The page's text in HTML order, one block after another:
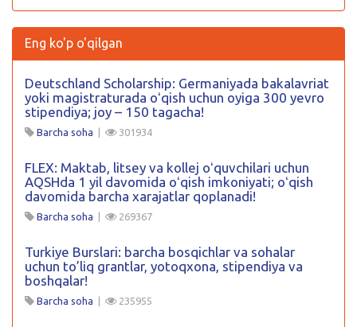
Eng ko'p o'qilgan
Deutschland Scholarship: Germaniyada bakalavriat
yoki magistraturada oʻqish uchun oyiga 300 yevro
stipendiya; joy – 150 tagacha!
Barcha soha | 301934
FLEX: Maktab, litsey va kollej oʻquvchilari uchun
AQSHda 1 yil davomida oʻqish imkoniyati; oʻqish
davomida barcha xarajatlar qoplanadi!
Barcha soha | 269367
Turkiye Burslari: barcha bosqichlar va sohalar
uchun to’liq grantlar, yotoqxona, stipendiya va
boshqalar!
Barcha soha | 235955